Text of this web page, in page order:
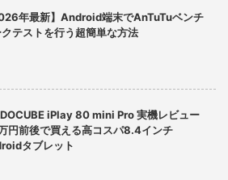
年最新】Android端末でAnTuTuベンチ
クテストを行う超簡単な方法
iPlay 80 mini Pro 実機レビュー
円前後で買える高コスパ8.4インチ
タブレット